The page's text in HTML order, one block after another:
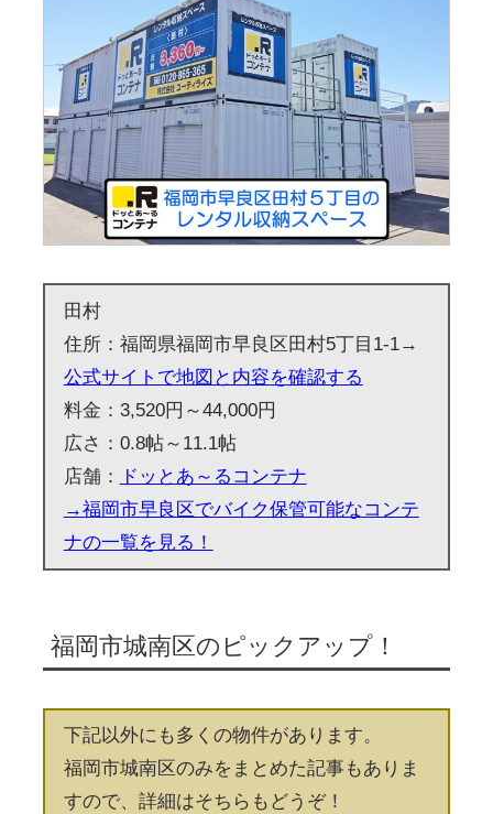
田村
住所：福岡県福岡市早良区田村5丁目1-1→
公式サイトで地図と内容を確認する
料金：3,520円～44,000円
広さ：0.8帖～11.1帖
店舗：
ドッとあ～るコンテナ
→福岡市早良区でバイク保管可能なコンテ
ナの一覧を見る！
福岡市城南区のピックアップ！
下記以外にも多くの物件があります。
福岡市城南区のみをまとめた記事もありま
すので、詳細はそちらもどうぞ！